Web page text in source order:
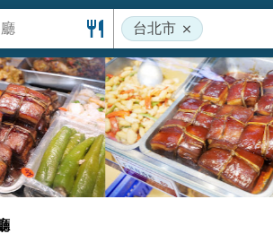
台北市